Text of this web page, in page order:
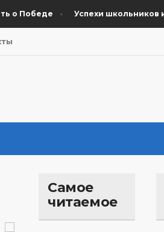
Победе Успехи школьников из
Самое
читаемое